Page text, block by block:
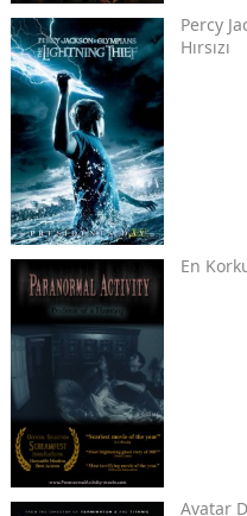
Percy
Hırsızı
En
Avatar